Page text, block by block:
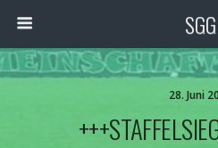
SGG
28. Juni